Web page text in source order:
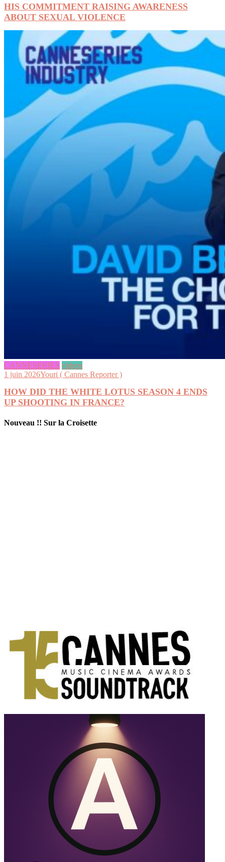
HIS COMMITMENT RAISING AWARENESS
ABOUT SEXUAL VIOLENCE
CANNESERIES videos
1 juin 2026Youri ( Cannes Reporter )
HOW DID THE WHITE LOTUS SEASON 4 ENDS
UP SHOOTING IN FRANCE?
Nouveau !! Sur la Croisette